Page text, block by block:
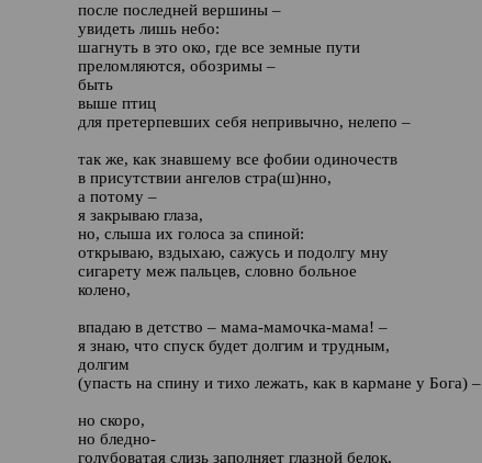
после последней вершины –
увидеть лишь небо:
шагнуть в это око, где все земные пути
преломляются, обозримы –
быть
выше птиц
для претерпевших себя непривычно, нелепо –
так же, как знавшему все фобии одиночеств
в присутствии ангелов стра(ш)нно,
а потому –
я закрываю глаза,
но, слыша их голоса за спиной:
открываю, вздыхаю, сажусь и подолгу мну
сигарету меж пальцев, словно больное
колено,
впадаю в детство – мама-мамочка-мама! –
я знаю, что спуск будет долгим и трудным,
долгим
(упасть на спину и тихо лежать, как в кармане у Бога) –
но скоро,
но бледно-
голубоватая слизь заполняет глазной белок,